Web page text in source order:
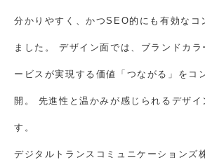
分かりやすく、かつSEO的にも有効なコ
ました。 デザイン面では、ブランドカ
ービスが実現する価値「つながる」をコ
開。 先進性と温かみが感じられるデザイ
す。
デジタルトランスコミュニケーションズ